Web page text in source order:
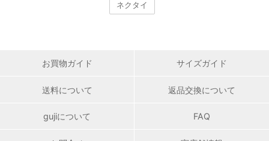
ネクタイ
お買物ガイド サイズガイド
送料について 返品交換について
gujiについて FAQ